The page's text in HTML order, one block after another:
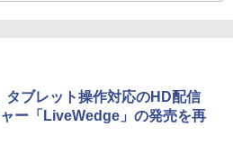
タブレット操作対応のHD配信
ー「LiveWedge」の発売を再